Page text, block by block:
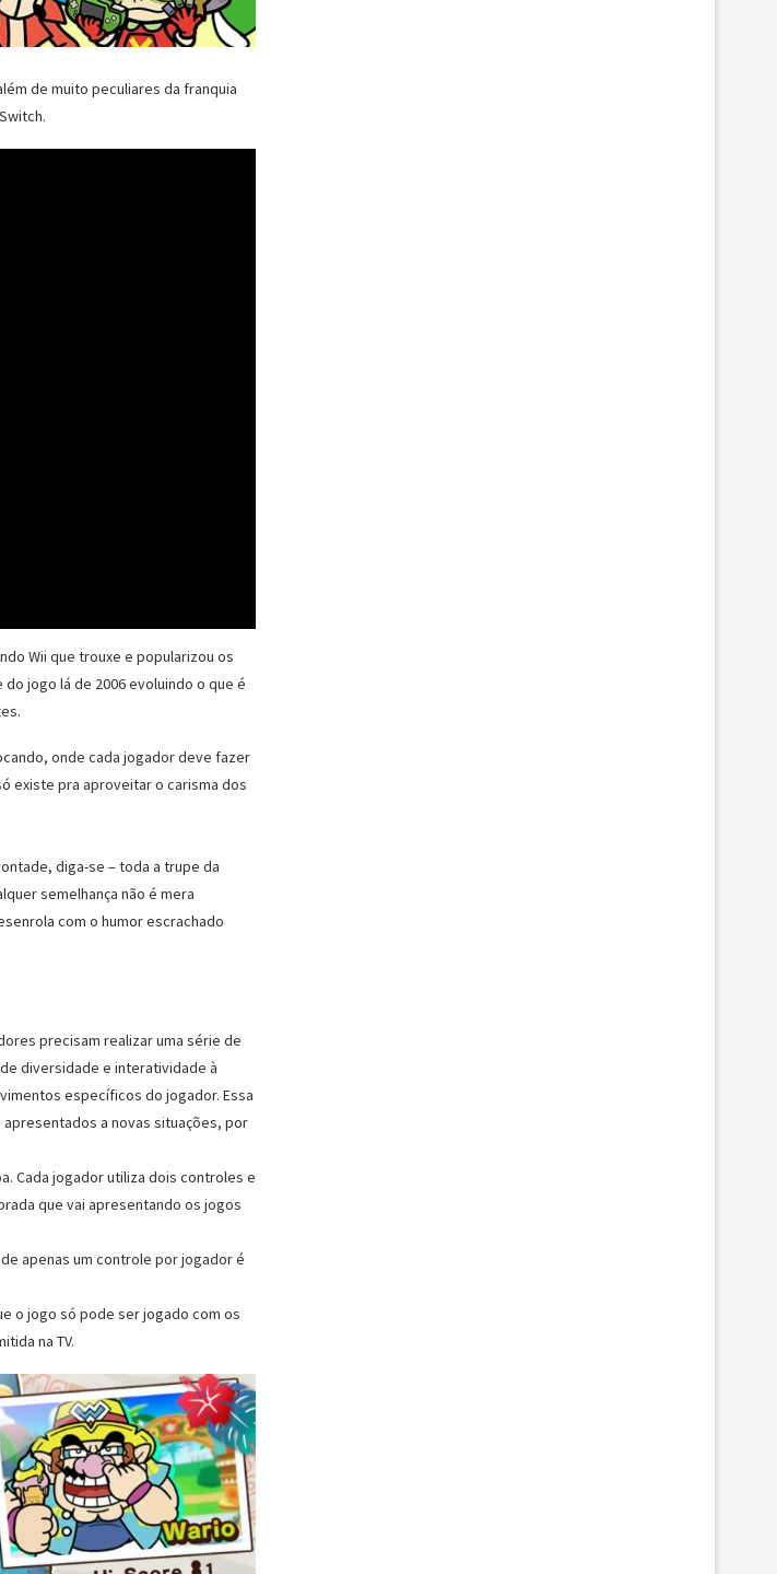
de muito peculiares da franquia
Wii que trouxe e popularizou os
jogo lá de 2006 evoluindo o que é
onde cada jogador deve fazer
existe pra aproveitar o carisma dos
diga-se – toda a trupe da
semelhança não é mera
com o humor escrachado
precisam realizar uma série de
diversidade e interatividade à
específicos do jogador. Essa
a novas situações, por
Cada jogador utiliza dois controles e
que vai apresentando os jogos
apenas um controle por jogador é
o jogo só pode ser jogado com os
na TV.